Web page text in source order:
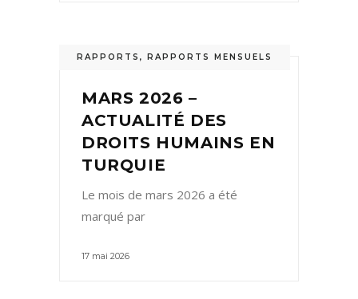
RAPPORTS , RAPPORTS MENSUELS
MARS 2026 –
ACTUALITÉ DES
DROITS HUMAINS EN
TURQUIE
Le mois de mars 2026 a été
marqué par
17 mai 2026